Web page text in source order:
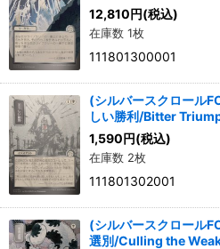
12,810円(税込)
在庫数 1枚
111801300001
(シルバースクロール
しい勝利/Bitter
1,590円(税込)
在庫数 2枚
111801302001
(シルバースクロール
選別/Culling the Weak